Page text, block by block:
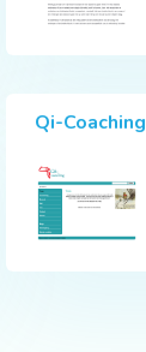
Qi-Coaching